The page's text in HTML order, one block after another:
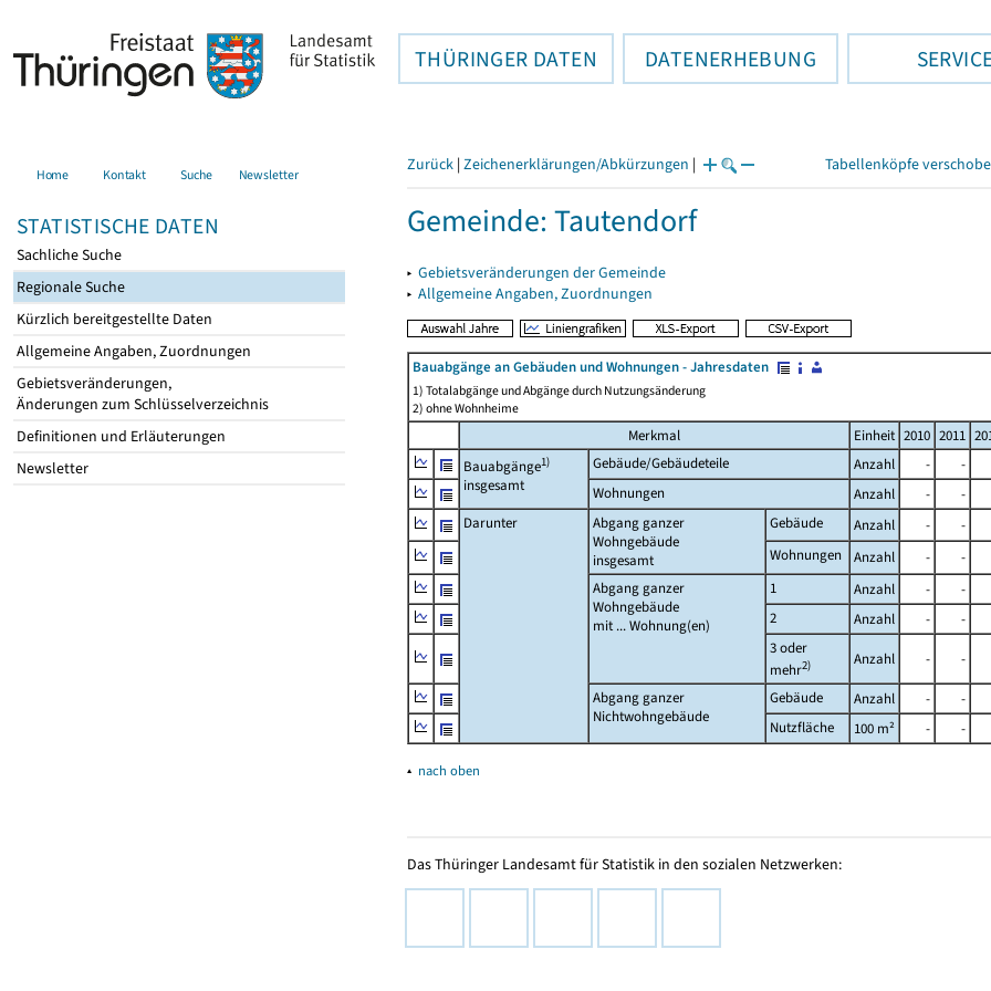
THÜRINGER DATEN DATENERHEBUNG
Home Kontakt Suche Newsletter
STATISTISCHE DATEN
Sachliche Suche
Regionale Suche
Kürzlich bereitgestellte Daten
Allgemeine Angaben, Zuordnungen
Gebietsveränderungen,
Änderungen zum Schlüsselverzeichnis
Definitionen und Erläuterungen
Newsletter
Zurück | Zeichenerklärungen/Abkürzungen | Tabellenköpfe
Gemeinde: Tautendorf
▸ Gebietsveränderungen der Gemeinde
▸ Allgemeine Angaben, Zuordnungen
Bauabgänge an Gebäuden und Wohnungen - Jahresdaten
1) Totalabgänge und Abgänge durch Nutzungsänderung
2) ohne Wohnheime
Merkmal Einheit 2010 2011
Bauabgänge1)
insgesamt
Gebäude/Gebäudeteile Anzahl - -
Wohnungen
Anzahl - -
Darunter
Abgang ganzer
Wohngebäude
insgesamt
Gebäude Anzahl - -
Wohnungen
Anzahl - -
Abgang ganzer
Wohngebäude
mit ... Wohnung(en)
1 Anzahl - -
2
Anzahl - -
3 oder
mehr2) Anzahl - -
Abgang ganzer
Nichtwohngebäude
Gebäude Anzahl - -
Nutzfläche
100 m² - -
▴ nach oben
Das Thüringer Landesamt für Statistik in den sozialen Netzwerken: